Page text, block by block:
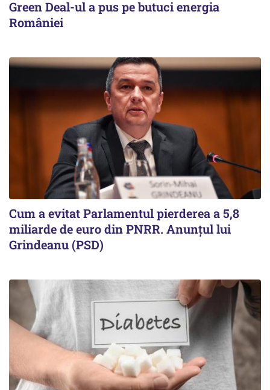
Green Deal-ul a pus pe butuci energia
României
Cum a evitat Parlamentul pierderea a 5,8
miliarde de euro din PNRR. Anunțul lui
Grindeanu (PSD)